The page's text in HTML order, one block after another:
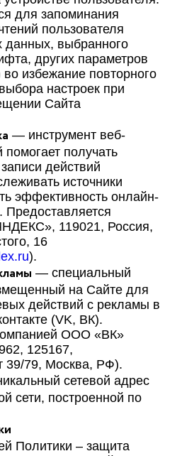
для запоминания
пользователя
данных, выбранного
других параметров
избежание повторного
настроек при
Сайта
— инструмент веб-
получать
действий
источники
эффективность онлайн-
119021, Россия,
16
).
— специальный
на Сайте для
действий с рекламы в
(VK, ВК).
ООО «ВК»
125167,
39/79, Москва, РФ).
сетевой адрес
сети, построенной по
Политики – защита